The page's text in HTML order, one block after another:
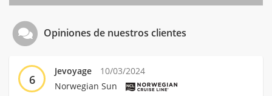
Opiniones de nuestros clientes
6
Jevoyage
10/03/2024
Norwegian Sun